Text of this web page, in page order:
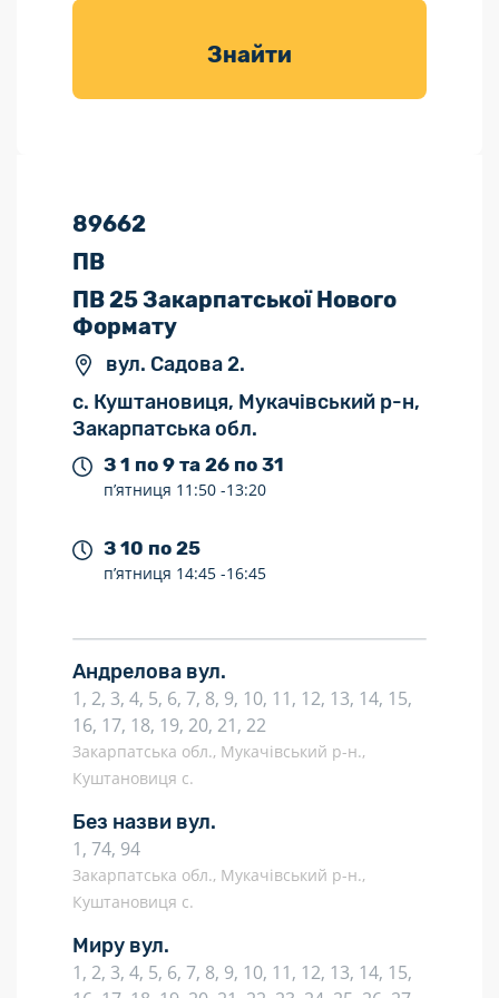
товарів для
Знайти
89662
ПВ
ПВ 25 Закарпатської Нового
Формату
вул. Садова 2.
с. Куштановиця, Мукачівський р-н,
Закарпатська обл.
З 1 по 9 та 26 по 31
п’ятниця 11:50 -13:20
З 10 по 25
п’ятниця 14:45 -16:45
Андрелова вул.
1, 2, 3, 4, 5, 6, 7, 8, 9, 10, 11, 12, 13, 14, 15,
16, 17, 18, 19, 20, 21, 22
Закарпатська обл., Мукачівський р-н.,
Куштановиця с.
Без назви вул.
1, 74, 94
Закарпатська обл., Мукачівський р-н.,
Куштановиця с.
Миру вул.
1, 2, 3, 4, 5, 6, 7, 8, 9, 10, 11, 12, 13, 14, 15,